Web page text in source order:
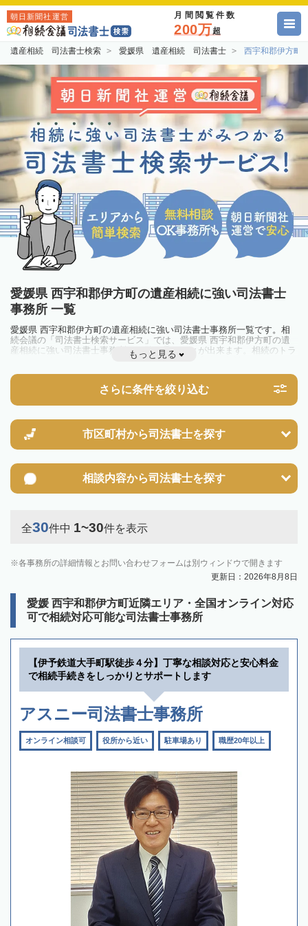
朝日新聞社運営 月間閲覧件数
200万超
遺産相続 司法書士検索 愛媛県 遺産相続 司法書士 西宇和郡伊方
愛媛県 西宇和郡伊方町の遺産相続に強い司法書士
事務所 一覧
愛媛県 西宇和郡伊方町の遺産相続に強い司法書士事務所一覧です。相
続会議の「司法書士検索サービス」では、愛媛県 西宇和郡伊方町の遺
産相続に強い司法書士事務所を一覧で見ることが出来ます。相続のトラ
ブルやお悩みを抱えている方は一度近隣の司法書士に相談してみましょ
もっと見る
さらに条件を絞り込む
市区町村から司法書士を探す
相談内容から司法書士を探す
全30件中 1~30件を表示
各事務所の詳細情報とお問い合わせフォームは別ウィンドウで開きます
更新日：2026年8月8日
愛媛 西宇和郡伊方町近隣エリア・全国オンライン対応
可で相続対応可能な司法書士事務所
【伊予鉄道大手町駅徒歩４分】丁寧な相談対応と安心料金
で相続手続きをしっかりとサポートします
アスニー司法書士事務所
オンライン相談可 役所から近い 駐車場あり 職歴20年以上